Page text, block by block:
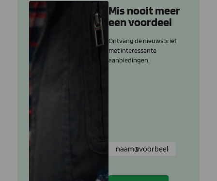
Mis nooit meer
een voordeel
Ontvang de nieuwsbrief
met interessante
aanbiedingen.